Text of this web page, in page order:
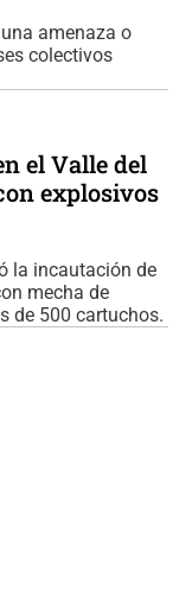
amenaza o
colectivos
el Valle del
explosivos
la incautación de
mecha de
de 500 cartuchos.